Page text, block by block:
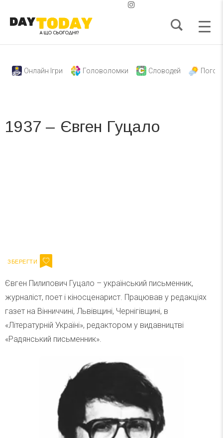
Онлайн Ігри Головоломки Словодей
1937 – Євген Гуцало
Євген Пилипович Гуцало – український письменник,
журналіст, поет і кіносценарист. Працював у редакціях
газет на Вінниччині, Львівщині, Чернігівщині, в
«Літературній Україні», редактором у видавництві
«Радянський письменник».